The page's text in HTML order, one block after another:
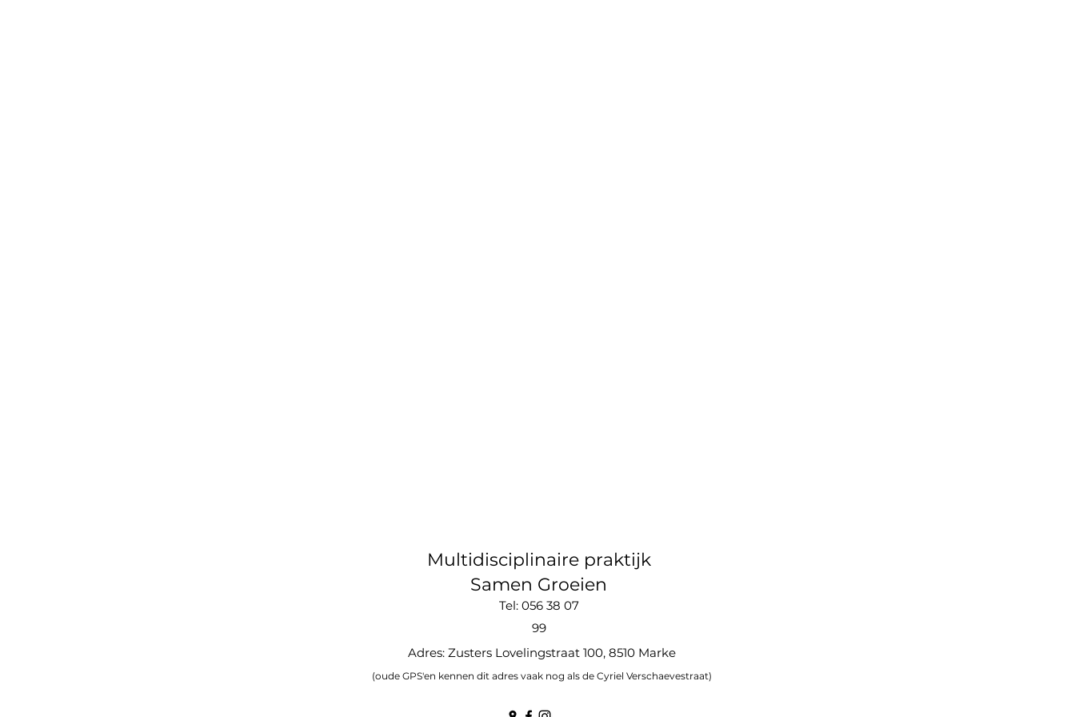
Multidisciplinaire praktijk
Samen Groeien
Tel: 056 38 07
99
Adres: Zusters Lovelingstraat 100, 8510 Marke
(oude GPS'en kennen dit adres vaak nog als de Cyriel Verschaevestraat)